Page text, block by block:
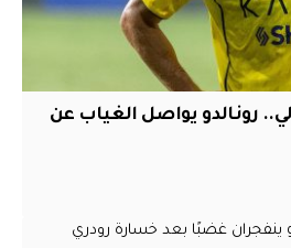
التوالي.. رونالدو يواصل الغياب عن